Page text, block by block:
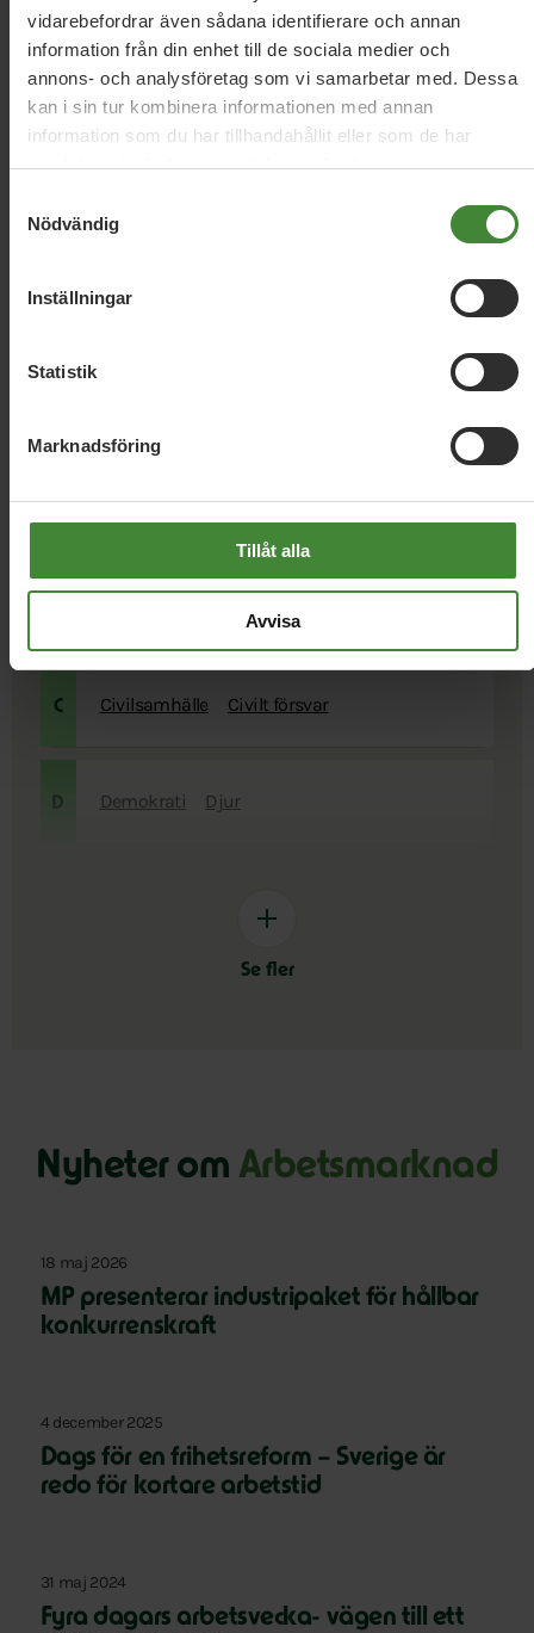
vidarebefordrar även sådana identifierare och annan
information från din enhet till de sociala medier och
annons- och analysföretag som vi samarbetar med. Dessa
kan i sin tur kombinera informationen med annan
information som du har tillhandahållit eller som de har
samlat in när du har använt deras tjänster.
Nödvändig
Inställningar
Statistik
Marknadsföring
Tillåt alla
Avvisa
frågor
antirasism
Arbetstidsförkortning
B
Bilar och bränsle
Brottsbekämpning
C Civilsamhälle Civilt försvar
D Demokrati Djur
Se fler
Nyheter om Arbetsmarknad
18 maj 2026
MP presenterar industripaket för hållbar
konkurrenskraft
4 december 2025
Dags för en frihetsreform – Sverige är
redo för kortare arbetstid
31 maj 2024
Fyra dagars arbetsvecka- vägen till ett